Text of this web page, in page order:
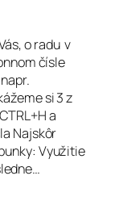
o radu v
čísle
si 3 z
a
Najskôr
Využitie